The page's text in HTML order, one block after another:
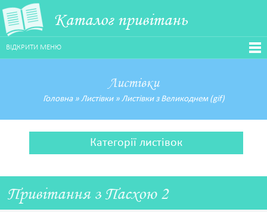
Каталог привітань
ВІДКРИТИ МЕНЮ
Листівки
Головна» Листівки» Листівки з Великоднем (gif)
Категорії листівок
Привітання з Пасхою 2